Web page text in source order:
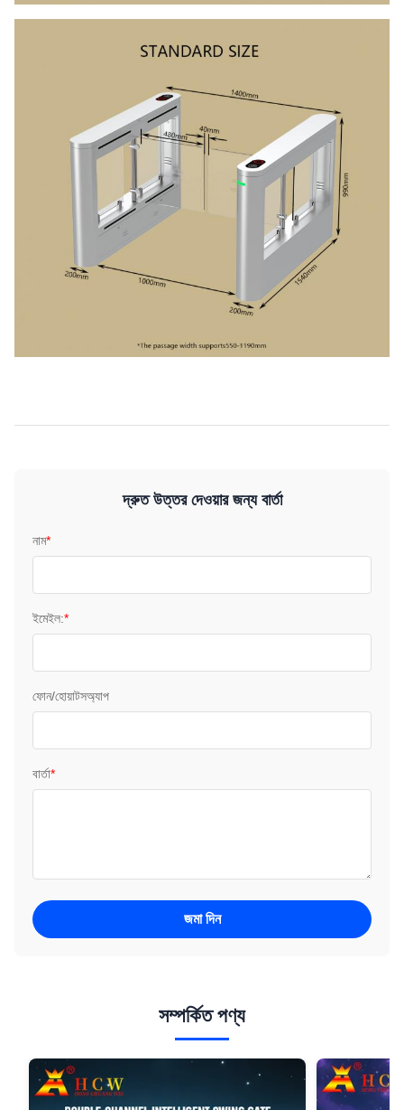
দ্রুত উত্তর দেওয়ার জন্য বার্তা
নাম*
ইমেইল:*
ফোন/হোয়াটসঅ্যাপ
বার্তা*
জমা দিন
সম্পর্কিত পণ্য